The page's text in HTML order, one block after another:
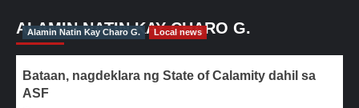
ALAMIN NATIN KAY CHARO G.
Alamin Natin Kay Charo G. Local news
Bataan, nagdeklara ng State of Calamity dahil sa
ASF